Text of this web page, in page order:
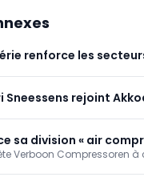
renforce les
Sneessens rejoint
sa division « air
Verboon
Verboon Compressoren à